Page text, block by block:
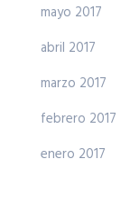
mayo 2017
abril 2017
marzo 2017
febrero 2017
enero 2017